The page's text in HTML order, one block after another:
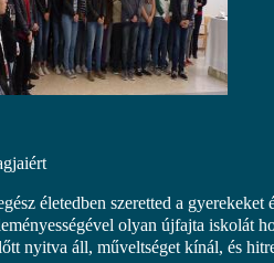
életedben szeretted a gyerekeket
olyan újfajta iskolát
nyitva áll, műveltséget kínál, és